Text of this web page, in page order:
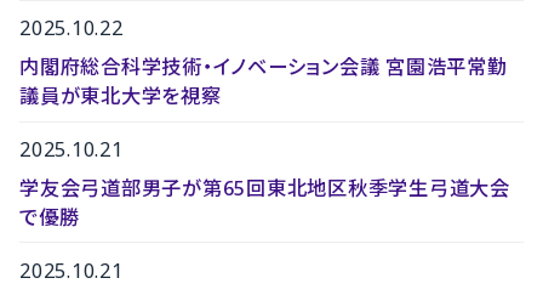
2025.10.22
内閣府総合科学技術・イノベーション会議 宮園浩平常勤
議員が東北大学を視察
2025.10.21
学友会弓道部男子が第65回東北地区秋季学生弓道大会
で優勝
2025.10.21